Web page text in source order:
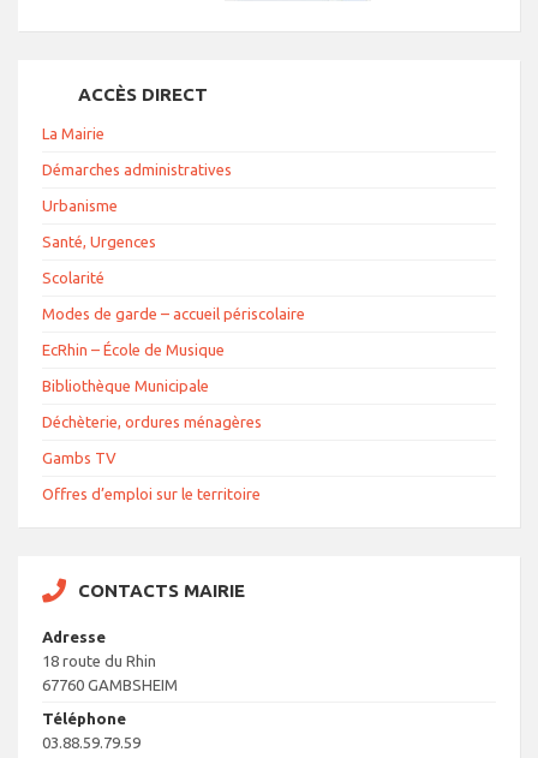
ACCÈS DIRECT
La Mairie
Démarches administratives
Urbanisme
Santé, Urgences
Scolarité
Modes de garde – accueil périscolaire
EcRhin – École de Musique
Bibliothèque Municipale
Déchèterie, ordures ménagères
Gambs TV
Offres d’emploi sur le territoire
CONTACTS MAIRIE
Adresse
18 route du Rhin
67760 GAMBSHEIM
Téléphone
03.88.59.79.59